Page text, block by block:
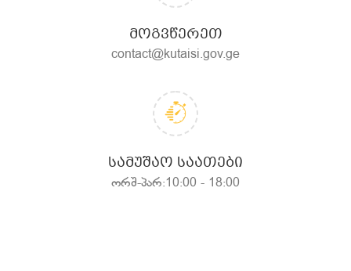
ᲛᲝᲒᲕᲬᲔᲠᲔᲗ
contact@kutaisi.gov.ge
ᲡᲐᲛᲣᲨᲐᲝ ᲡᲐᲐᲗᲔᲑᲘ
ორშ-პარ:10:00 - 18:00